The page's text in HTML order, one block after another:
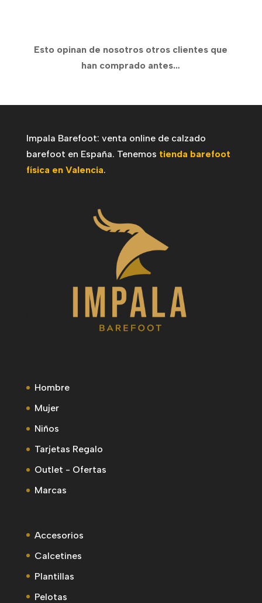
50,00€
Esto opinan de nosotros otros clientes que
han comprado antes…
Impala Barefoot: venta online de calzado
barefoot en España. Tenemos tienda barefoot
física en Valencia.
Hombre
Mujer
Niños
Tarjetas Regalo
Outlet - Ofertas
Marcas
Accesorios
Calcetines
Plantillas
Pelotas